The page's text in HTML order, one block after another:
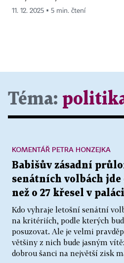
11. 12. 2025 ▪ 5 min. čtení
Téma:
Babišův zásadní
senátních volbách jde
než o 27 křesel v
Kdo vyhraje letošní senátní
na kritériích, podle kterých
posuzovat. Ale je velmi
většiny z nich bude jasným
dobrou šanci na největší zisk
KOMENTÁŘ PETRA HONZEJKA